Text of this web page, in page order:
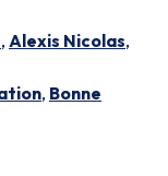
, Alexis Nicolas,
, Bonne